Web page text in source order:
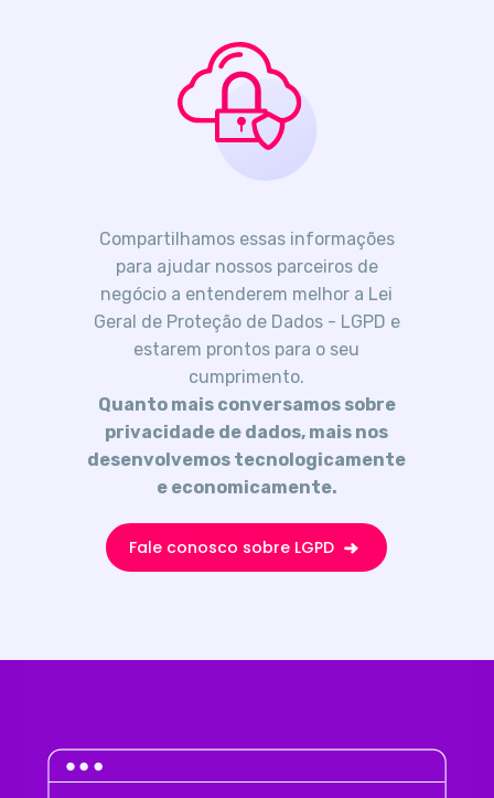
Compartilhamos essas informações
para ajudar nossos parceiros de
negócio a entenderem melhor a Lei
Geral de Proteção de Dados - LGPD e
estarem prontos para o seu
cumprimento.
Quanto mais conversamos sobre
privacidade de dados, mais nos
desenvolvemos tecnologicamente
e economicamente.
Fale conosco sobre LGPD